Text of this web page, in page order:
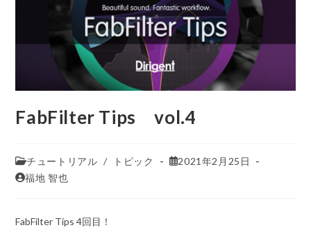
FabFilter Tips vol.4
チュートリアル / トピック
2021年2月25日
福地 智也
FabFilter Tips 4回目！